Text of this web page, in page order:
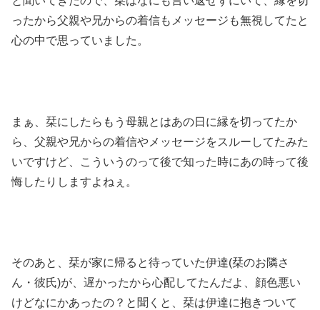
ったから父親や兄からの着信もメッセージも無視してたと
心の中で思っていました。
まぁ、栞にしたらもう母親とはあの日に縁を切ってたか
ら、父親や兄からの着信やメッセージをスルーしてたみた
いですけど、こういうのって後で知った時にあの時って後
悔したりしますよねぇ。
そのあと、栞が家に帰ると待っていた伊達(栞のお隣さ
ん・彼氏)が、遅かったから心配してたんだよ、顔色悪い
けどなにかあったの？と聞くと、栞は伊達に抱きついて